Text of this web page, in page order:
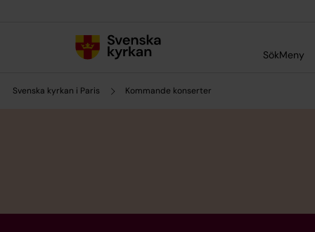
SökMeny
Svenska kyrkan i Paris Kommande konserter